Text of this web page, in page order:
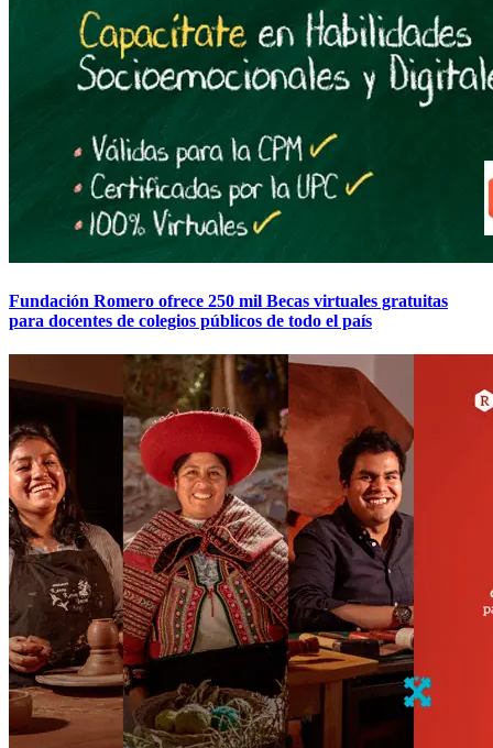
Fundación Romero ofrece 250 mil Becas virtuales gratuitas
para docentes de colegios públicos de todo el país